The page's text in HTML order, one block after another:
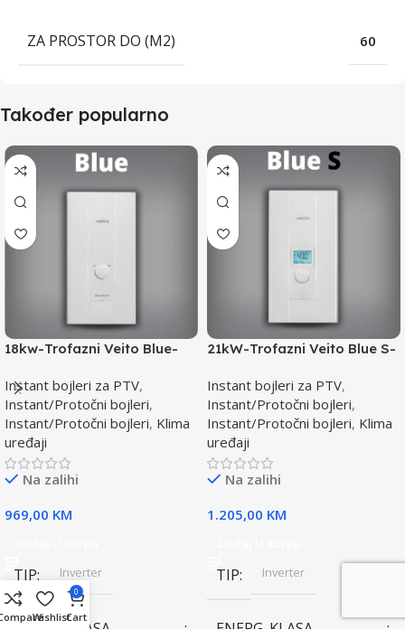
ZA PROSTOR DO (M2) 60
Također popularno
18kw-Trofazni Veito Blue-
Instant bojleri za PTV,
Instant/Protočni bojleri,
Instant/Protočni bojleri, Klima
uređaji
Na zalihi
969,00 KM
TIP Inverter
21kW-Trofazni Veito Blue S-
Instant bojleri za PTV,
Instant/Protočni bojleri,
Instant/Protočni bojleri, Klima
uređaji
Na zalihi
1.205,00 KM
TIP Inverter
Wishlist
0
Cart